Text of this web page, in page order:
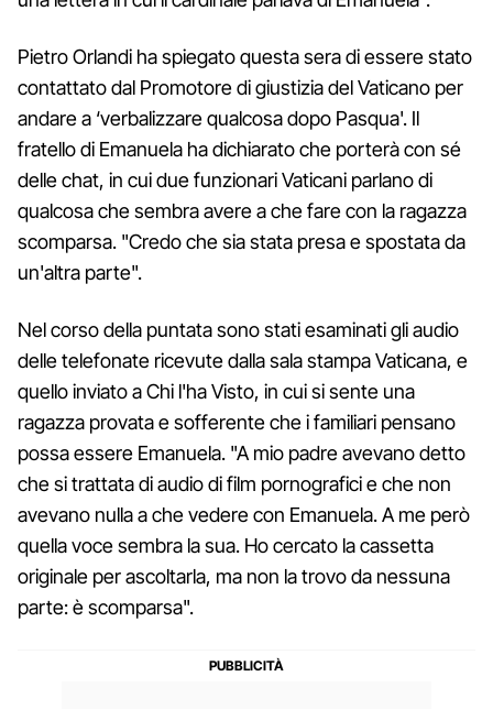
Pietro Orlandi ha spiegato questa sera di essere stato
contattato dal Promotore di giustizia del Vaticano per
andare a ‘verbalizzare qualcosa dopo Pasqua'. Il
fratello di Emanuela ha dichiarato che porterà con sé
delle chat, in cui due funzionari Vaticani parlano di
qualcosa che sembra avere a che fare con la ragazza
scomparsa. "Credo che sia stata presa e spostata da
un'altra parte".
Nel corso della puntata sono stati esaminati gli audio
delle telefonate ricevute dalla sala stampa Vaticana, e
quello inviato a Chi l'ha Visto, in cui si sente una
ragazza provata e sofferente che i familiari pensano
possa essere Emanuela. "A mio padre avevano detto
che si trattata di audio di film pornografici e che non
avevano nulla a che vedere con Emanuela. A me però
quella voce sembra la sua. Ho cercato la cassetta
originale per ascoltarla, ma non la trovo da nessuna
parte: è scomparsa".